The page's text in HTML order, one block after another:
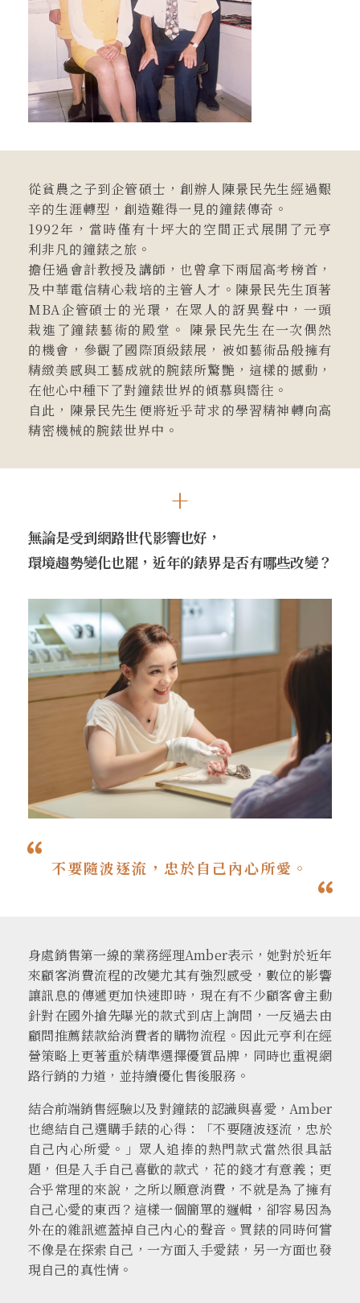
從貧農之子到企管碩士，創辦⼈陳景民先⽣經過艱
辛的⽣涯轉型，創造難得⼀見的鐘錶傳奇。
1992年，當時僅有十坪⼤的空間正式展開了元亨
利非凡的鐘錶之旅。
擔任過會計教授及講師，也曾拿下兩屆高考榜首，
及中華電信精⼼栽培的主管⼈才。陳景民先⽣頂著
MBA企管碩士的光環，在眾⼈的訝異聲中，⼀頭
栽進了鐘錶藝術的殿堂。 陳景民先⽣在⼀次偶然
的機會，參觀了國際頂級錶展，被如藝術品般擁有
精緻美感與⼯藝成就的腕錶所驚艷，這樣的撼動，
在他⼼中種下了對鐘錶世界的傾慕與嚮往。
⾃此，陳景民先⽣便將近乎苛求的學習精神轉向高
精密機械的腕錶世界中。
無論是受到網路世代影響也好，
環境趨勢變化也罷， 近年的錶界是否有哪些改變？
身處銷售第⼀線的業務經理Amber表示，她對於近年
來顧客消費流程的改變尤其有強烈感受，數位的影響
讓訊息的傳遞更加快速即時，現在有不少顧客會主動
針對在國外搶先曝光的款式到店上詢問，一反過去由
顧問推薦錶款給消費者的購物流程。因此元亨利在經
營策略上更著重於精準選擇優質品牌，同時也重視網
路行銷的力道，並持續優化售後服務。
結合前端銷售經驗以及對鐘錶的認識與喜愛，Amber
也總結自己選購手錶的心得：「不要隨波逐流，忠於
自己內心所愛。」眾人追捧的熱門款式當然很具話
題，但是入手自己喜歡的款式，花的錢才有意義；更
合乎常理的來說，之所以願意消費，不就是為了擁有
自己心愛的東西？這樣一個簡單的邏輯，卻容易因為
外在的雜訊遮蓋掉自己內心的聲音。買錶的同時何嘗
不像是在探索自己，一方面入手愛錶，另一方面也發
現自己的真性情。
不要隨波逐流， 忠於自己內心所愛。